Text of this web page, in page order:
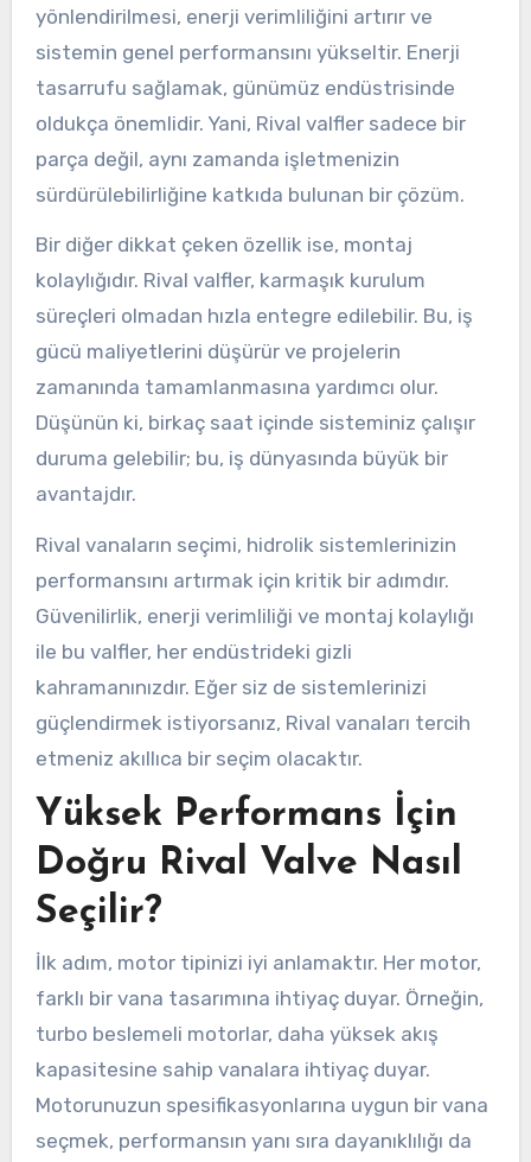
yönlendirilmesi, enerji verimliliğini artırır ve
sistemin genel performansını yükseltir. Enerji
tasarrufu sağlamak, günümüz endüstrisinde
oldukça önemlidir. Yani, Rival valfler sadece bir
parça değil, aynı zamanda işletmenizin
sürdürülebilirliğine katkıda bulunan bir çözüm.
Bir diğer dikkat çeken özellik ise, montaj
kolaylığıdır. Rival valfler, karmaşık kurulum
süreçleri olmadan hızla entegre edilebilir. Bu, iş
gücü maliyetlerini düşürür ve projelerin
zamanında tamamlanmasına yardımcı olur.
Düşünün ki, birkaç saat içinde sisteminiz çalışır
duruma gelebilir; bu, iş dünyasında büyük bir
avantajdır.
Rival vanaların seçimi, hidrolik sistemlerinizin
performansını artırmak için kritik bir adımdır.
Güvenilirlik, enerji verimliliği ve montaj kolaylığı
ile bu valfler, her endüstrideki gizli
kahramanınızdır. Eğer siz de sistemlerinizi
güçlendirmek istiyorsanız, Rival vanaları tercih
etmeniz akıllıca bir seçim olacaktır.
Yüksek Performans İçin
Doğru Rival Valve Nasıl
Seçilir?
İlk adım, motor tipinizi iyi anlamaktır. Her motor,
farklı bir vana tasarımına ihtiyaç duyar. Örneğin,
turbo beslemeli motorlar, daha yüksek akış
kapasitesine sahip vanalara ihtiyaç duyar.
Motorunuzun spesifikasyonlarına uygun bir vana
seçmek, performansın yanı sıra dayanıklılığı da